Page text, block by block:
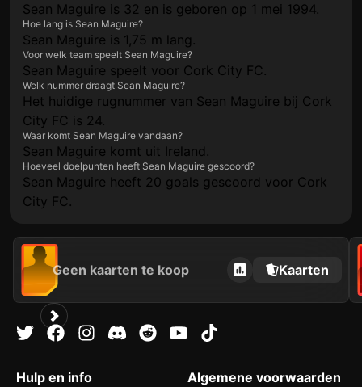
Sean Maguire is 32 en is geboren op 1 mei 1994.
Hoe lang is Sean Maguire?
Sean Maguire is 1,75 m lang.
Voor welk team speelt Sean Maguire?
Sean Maguire speelt voor Cork City FC.
Welk nummer draagt Sean Maguire?
Het huidige rugnummer van Sean Maguire bij Cork
City FC is 24.
Waar komt Sean Maguire vandaan?
Sean Maguire komt uit Ireland.
Hoeveel doelpunten heeft Sean Maguire gescoord?
Sean Maguire heeft 20 goals gescoord voor Cork
City FC.
Geen kaarten te koop Kaarten
Hulp en info
Algemene voorwaarden